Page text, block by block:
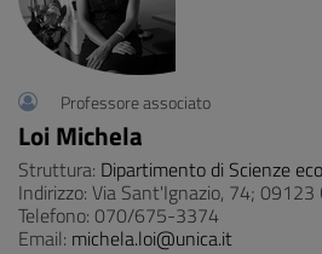
Professore associato
Loi Michela
Struttura: Dipartimento di Scienze
Indirizzo: Via Sant'Ignazio, 74; 09123
Telefono: 070/675-3374
Email: michela.loi@unica.it